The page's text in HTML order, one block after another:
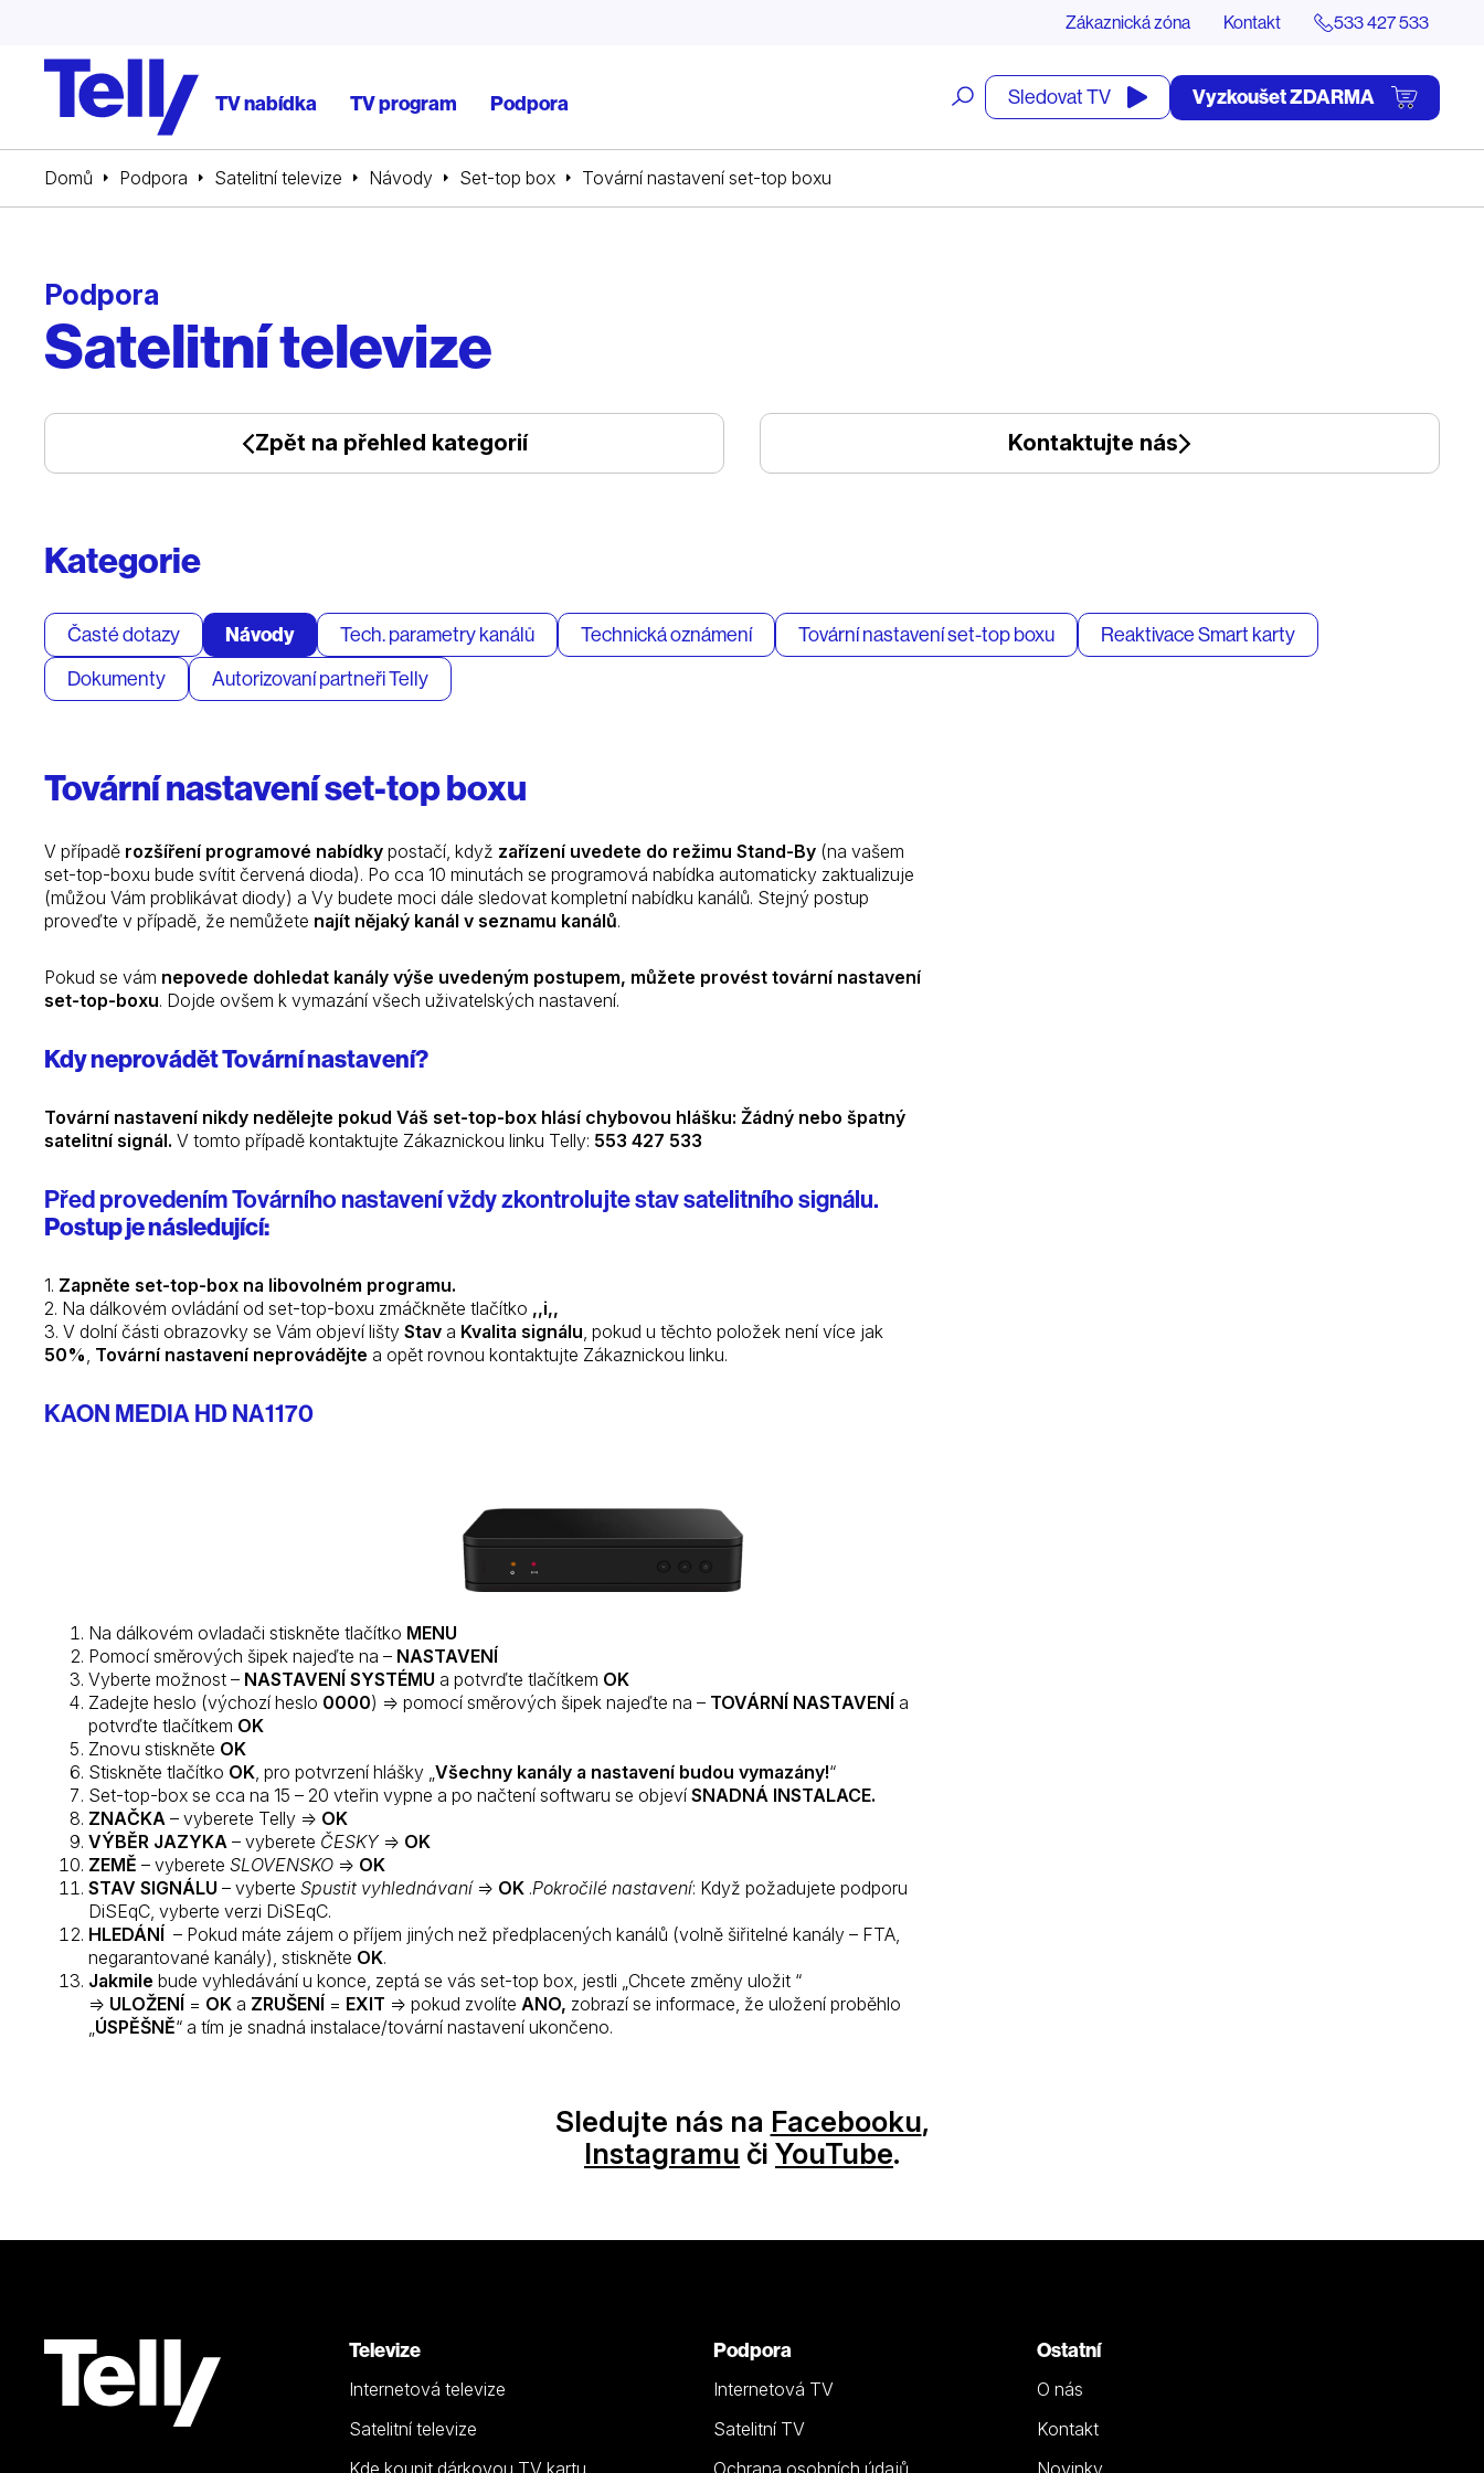
Zákaznická zóna Kontakt 533 427 533
TV nabídka TV program Podpora
Otevřít
vyhledávání
Sledovat TV Vyzkoušet ZDARMA
Domů Podpora Satelitní televize Návody Set-top box Tovární nastavení set-top boxu
Podpora
Satelitní televize
Zpět na přehled kategorií Kontaktujte nás
Kategorie
Časté dotazy Návody Tech. parametry kanálů Technická oznámení Tovární nastavení set-top boxu
Reaktivace Smart karty
Dokumenty
Autorizovaní partneři Telly
Tovární nastavení set-top boxu
V případě rozšíření programové nabídky postačí, když zařízení uvedete do režimu Stand-By (na vašem
set-top-boxu bude svítit červená dioda). Po cca 10 minutách se programová nabídka automaticky zaktualizuje
(můžou Vám problikávat diody) a Vy budete moci dále sledovat kompletní nabídku kanálů. Stejný postup
proveďte v případě, že nemůžete najít nějaký kanál v seznamu kanálů.
Pokud se vám nepovede dohledat kanály výše uvedeným postupem, můžete provést tovární nastavení
set-top-boxu. Dojde ovšem k vymazání všech uživatelských nastavení.
Kdy neprovádět Tovární nastavení?
Tovární nastavení nikdy nedělejte pokud Váš set-top-box hlásí chybovou hlášku: Žádný nebo špatný
satelitní signál. V tomto případě kontaktujte Zákaznickou linku Telly: 553 427 533
Před provedením Továrního nastavení vždy zkontrolujte stav satelitního signálu.
Postup je následující:
1. Zapněte set-top-box na libovolném programu.
2. Na dálkovém ovládání od set-top-boxu zmáčkněte tlačítko ,,i,,
3. V dolní části obrazovky se Vám objeví lišty Stav a Kvalita signálu, pokud u těchto položek není více jak
50%, Tovární nastavení neprovádějte a opět rovnou kontaktujte Zákaznickou linku.
KAON MEDIA HD NA1170
Na dálkovém ovladači stiskněte tlačítko MENU
Pomocí směrových šipek najeďte na – NASTAVENÍ
Vyberte možnost – NASTAVENÍ SYSTÉMU a potvrďte tlačítkem OK
Zadejte heslo (výchozí heslo 0000) => pomocí směrových šipek najeďte na – TOVÁRNÍ NASTAVENÍ a
potvrďte tlačítkem OK
Znovu stiskněte OK
Stiskněte tlačítko OK , pro potvrzení hlášky „ Všechny kanály a nastavení budou vymazány!“
Set-top-box se cca na 15 – 20 vteřin vypne a po načtení softwaru se objeví SNADNÁ INSTALACE.
ZNAČKA – vyberete Telly => OK
VÝBĚR JAZYKA – vyberete ČESKY=> OK
ZEMĚ – vyberete SLOVENSKO => OK
STAV SIGNÁLU – vyberte Spustit vyhlednávaní => OK .Pokročilé nastavení: Když požadujete podporu
DiSEqC, vyberte verzi DiSEqC.
HLEDÁNÍ – Pokud máte zájem o příjem jiných než předplacených kanálů (volně šiřitelné kanály – FTA,
negarantované kanály), stiskněte OK.
Jakmile bude vyhledávání u konce, zeptá se vás set-top box, jestli „Chcete změny uložit “
=> ULOŽENÍ = OK a ZRUŠENÍ = EXIT => pokud zvolíte ANO, zobrazí se informace, že uložení proběhlo
ÚSPĚŠNĚ“ a tím je snadná instalace/tovární nastavení ukončeno.
Sledujte nás na Facebooku,
Instagramu či YouTube.
Televize
Internetová televize
Satelitní televize
Kde koupit dárkovou TV kartu
Podpora
Internetová TV
Satelitní TV
Ochrana osobních údajů
Ostatní
O nás
Kontakt
Novinky